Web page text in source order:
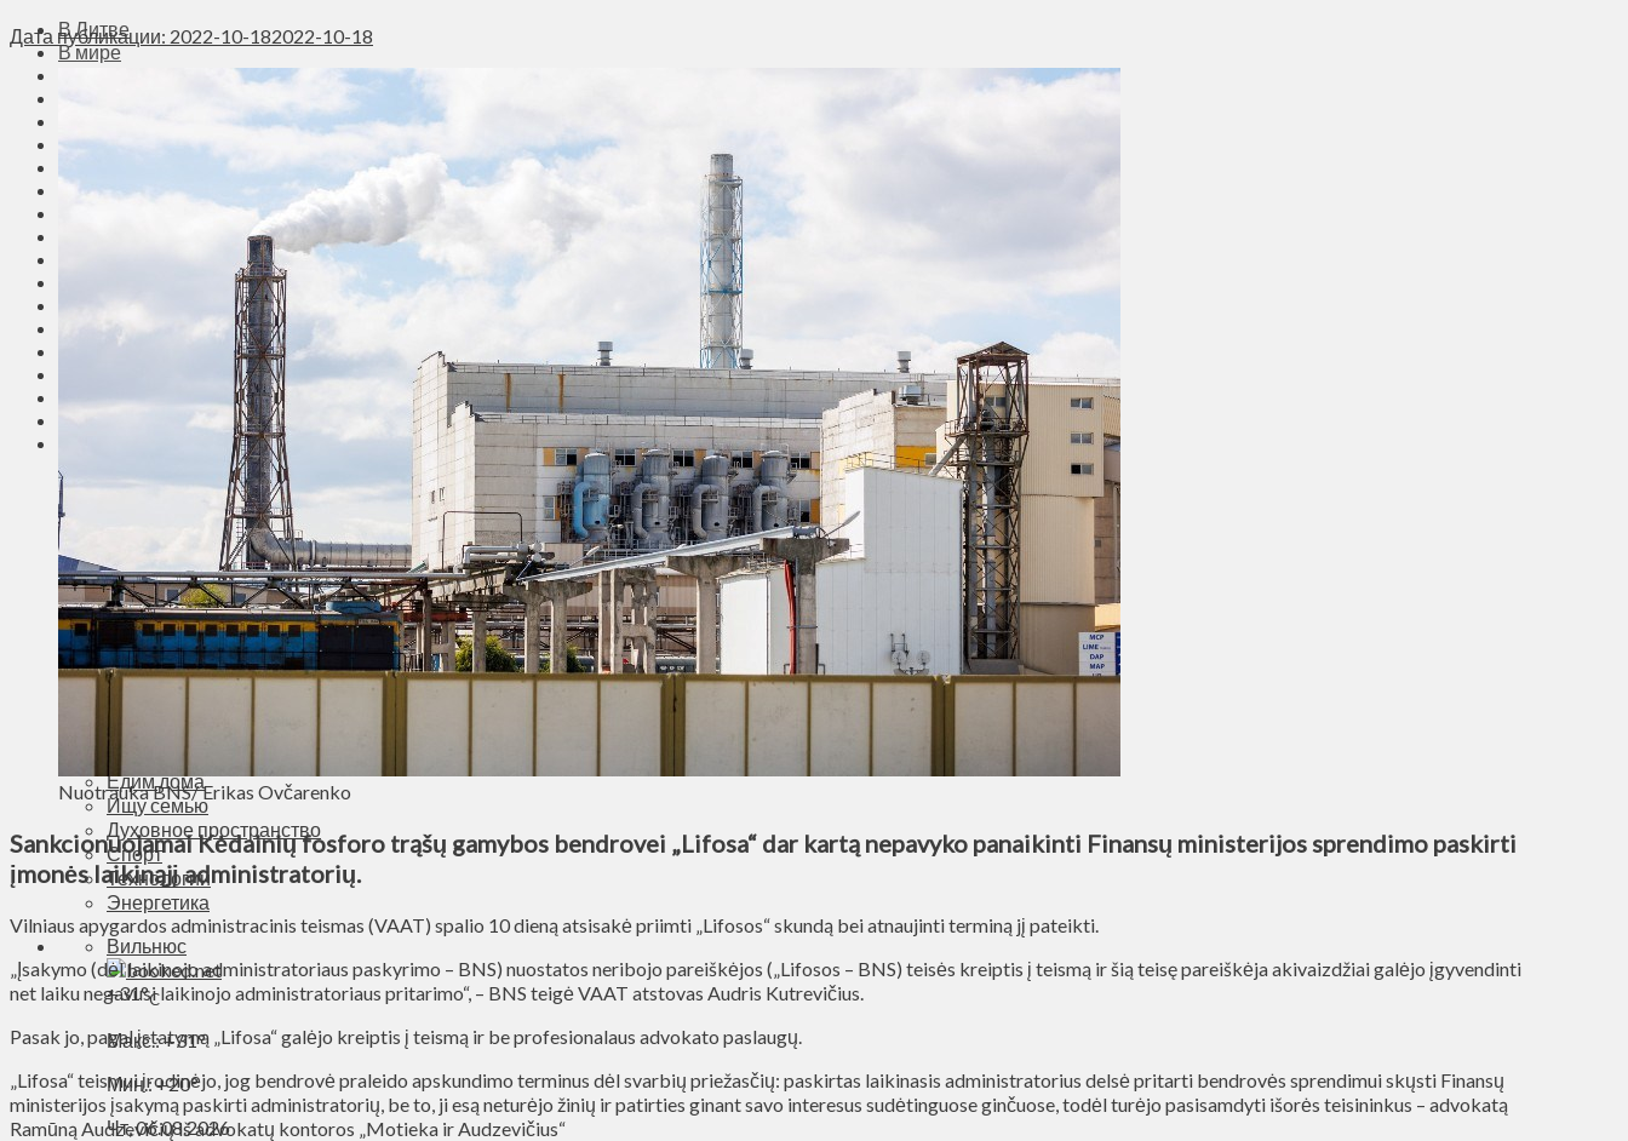
В Литве
В мире
Общество
Вильнюс
Транспорт
Выбор читателей
Калейдоскоп
Сейм Литвы
Культура
Фоторепортаж
Туризм
ЛК рекомендует
Образование
Здравоохранение
Экология
Происшествия
Приграничье
Деньги
Едим дома
Ищу семью
Духовное пространство
Спорт
Технологии
Энергетика
Вильнюс
+31°C
Макс.:+31°
Мин.:+20°
Чт, 06.08.2026
Дата публикации: 2022-10-182022-10-18
Nuotrauka BNS/ Erikas Ovčarenko
Sankcionuojamai Kėdainių fosforo trąšų gamybos bendrovei „Lifosa“ dar kartą nepavyko panaikinti Finansų ministerijos sprendimo paskirti
įmonės laikinąjį administratorių.
Vilniaus apygardos administracinis teismas (VAAT) spalio 10 dieną atsisakė priimti „Lifosos“ skundą bei atnaujinti terminą jį pateikti.
„Įsakymo (dėl laikinojo administratoriaus paskyrimo – BNS) nuostatos neribojo pareiškėjos („Lifosos – BNS) teisės kreiptis į teismą ir šią teisę pareiškėja akivaizdžiai galėjo įgyvendinti
net laiku negavusi laikinojo administratoriaus pritarimo“, – BNS teigė VAAT atstovas Audris Kutrevičius.
Pasak jo, pagal įstatymą „Lifosa“ galėjo kreiptis į teismą ir be profesionalaus advokato paslaugų.
„Lifosa“ teismui įrodinėjo, jog bendrovė praleido apskundimo terminus dėl svarbių priežasčių: paskirtas laikinasis administratorius delsė pritarti bendrovės sprendimui skųsti Finansų
ministerijos įsakymą paskirti administratorių, be to, ji esą neturėjo žinių ir patirties ginant savo interesus sudėtinguose ginčuose, todėl turėjo pasisamdyti išorės teisininkus – advokatą
Ramūną Audzevičių iš advokatų kontoros „Motieka ir Audzevičius“